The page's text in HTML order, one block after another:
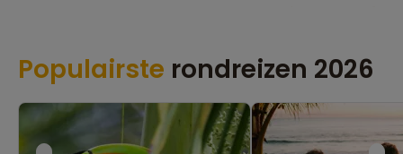
Populairste rondreizen 2026